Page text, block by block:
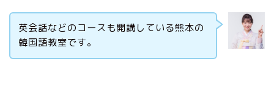
英会話などのコースも開講している熊本の
韓国語教室です。